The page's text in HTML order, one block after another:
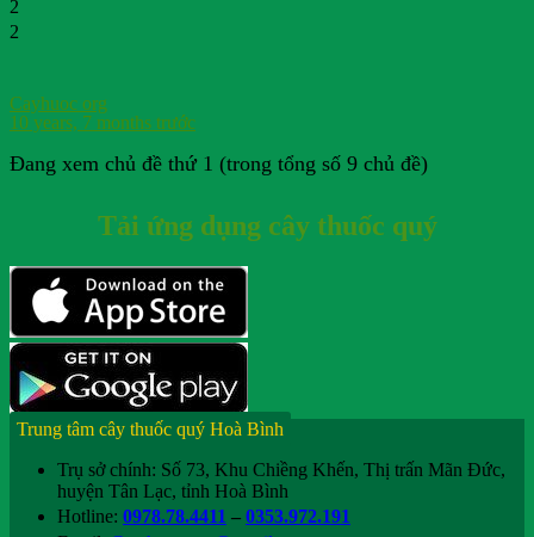
2
2
Cayhuoc org
10 years, 7 months trước
Đang xem chủ đề thứ 1 (trong tổng số 9 chủ đề)
Tải ứng dụng cây thuốc quý
Trung tâm cây thuốc quý Hoà Bình
Trụ sở chính: Số 73, Khu Chiềng Khến, Thị trấn Mãn Đức,
huyện Tân Lạc, tỉnh Hoà Bình
Hotline: 0978.78.4411 – 0353.972.191